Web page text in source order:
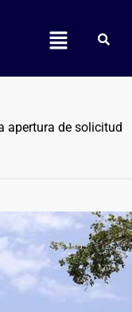
apertura de solicitud